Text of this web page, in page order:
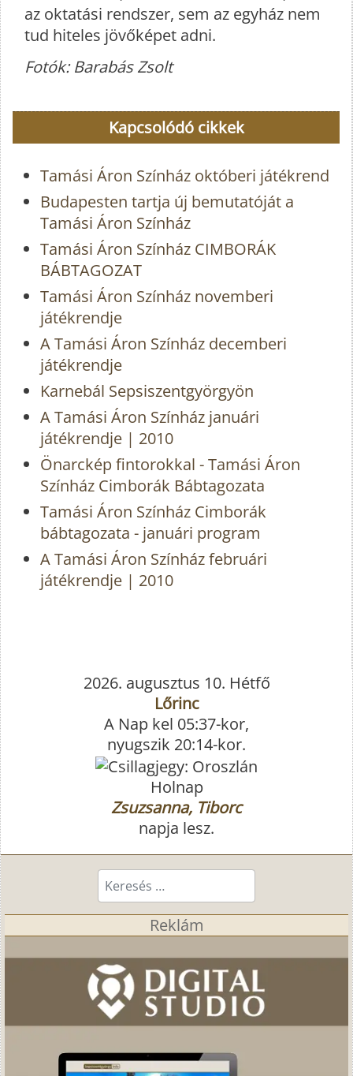
az oktatási rendszer, sem az egyház nem
tud hiteles jövőképet adni.
Fotók: Barabás Zsolt
Kapcsolódó cikkek
Tamási Áron Színház októberi játékrend
Budapesten tartja új bemutatóját a
Tamási Áron Színház
Tamási Áron Színház CIMBORÁK
BÁBTAGOZAT
Tamási Áron Színház novemberi
játékrendje
A Tamási Áron Színház decemberi
játékrendje
Karnebál Sepsiszentgyörgyön
A Tamási Áron Színház januári
játékrendje | 2010
Önarckép fintorokkal - Tamási Áron
Színház Cimborák Bábtagozata
Tamási Áron Színház Cimborák
bábtagozata - januári program
A Tamási Áron Színház februári
játékrendje | 2010
2026. augusztus 10. Hétfő
Lőrinc
A Nap kel 05:37-kor,
nyugszik 20:14-kor.
Holnap
Zsuzsanna, Tiborc
napja lesz.
Keresés...
Reklám